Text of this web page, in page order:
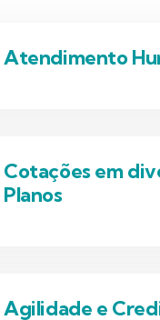
Atendimento
Cotações em
Planos
Agilidade e